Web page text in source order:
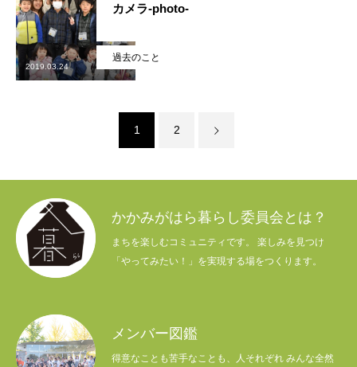
過去のこと
カメラ-photo-
2019.03.24
1 2
かかみがはら暮らし委員会とは？
まちを楽しむコミュニティです。 楽しみを見つけ
「やってみたい！」を実現する場をつくります。
メンバー図鑑
得意なことも苦手なことも、人それぞれ みんな全然